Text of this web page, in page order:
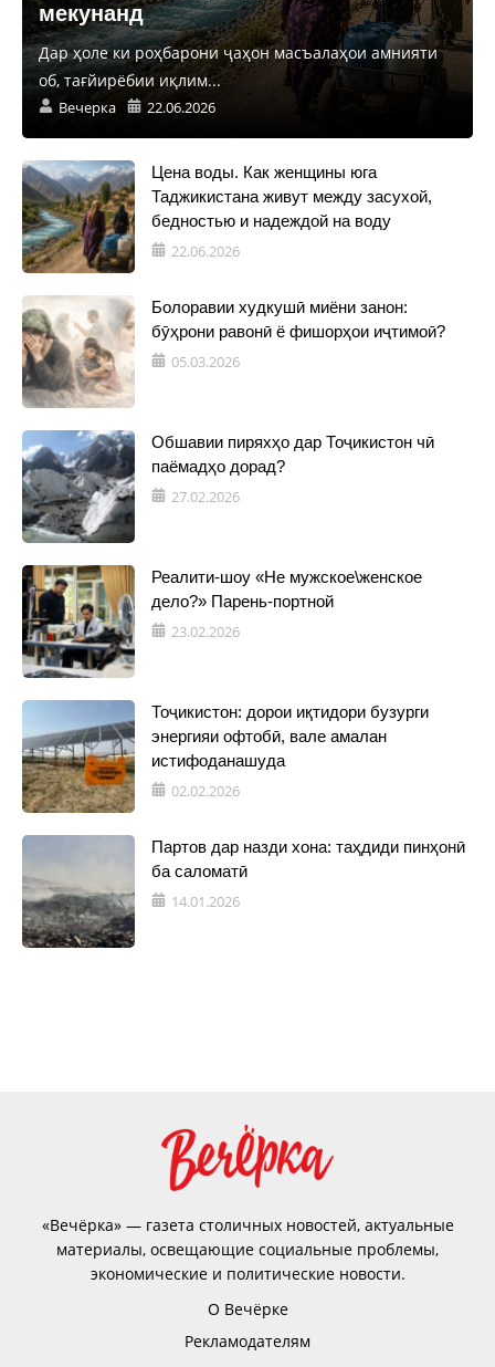
мекунанд
Дар ҳоле ки роҳбарони ҷаҳон масъалаҳои амнияти
об, тағйирёбии иқлим...
Вечерка 22.06.2026
Цена воды. Как женщины юга
Таджикистана живут между засухой,
бедностью и надеждой на воду
22.06.2026
Болоравии худкушӣ миёни занон:
бӯҳрони равонӣ ё фишорҳои иҷтимоӣ?
05.03.2026
Обшавии пиряхҳо дар Тоҷикистон чӣ
паёмадҳо дорад?
27.02.2026
Реалити-шоу «Не мужское\женское
дело?» Парень-портной
23.02.2026
Тоҷикистон: дорои иқтидори бузурги
энергияи офтобӣ, вале амалан
истифоданашуда
02.02.2026
Партов дар назди хона: таҳдиди пинҳонӣ
ба саломатӣ
14.01.2026
«Вечёрка» — газета столичных новостей, актуальные
материалы, освещающие социальные проблемы,
экономические и политические новости.
О Вечёрке
Рекламодателям